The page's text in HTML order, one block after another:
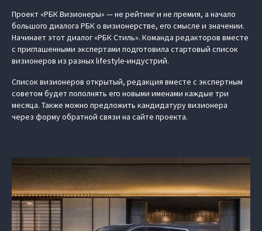
Проект «РБК Визионеры» — не рейтинг и не премия, а начало
большого диалога РБК о визионерстве, его смысле и значении.
Начинает этот диалог «РБК Стиль». Команда редакторов вместе
с приглашенными экспертами подготовила стартовый список
визионеров из разных lifestyle-индустрий.
Список визионеров открытый, редакция вместе с экспертным
советом будет пополнять его новыми именами каждые три
месяца. Также можно предложить кандидатуру визионера
через форму обратной связи на сайте проекта.